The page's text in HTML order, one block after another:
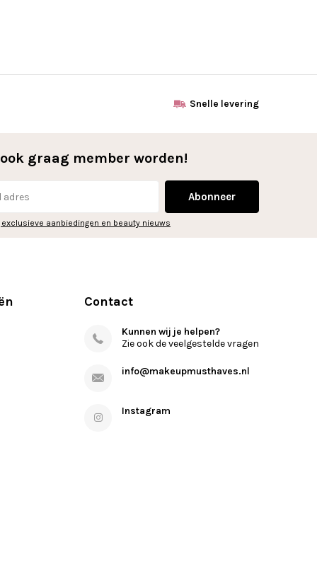
Snelle levering
graag member worden!
Abonneer
exclusieve aanbiedingen en beauty nieuws
Contact
Kunnen wij je helpen?
Zie ook de veelgestelde vragen
info@makeupmusthaves.nl
Instagram